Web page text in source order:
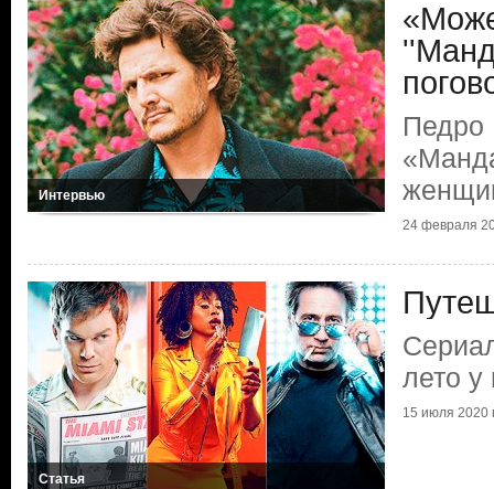
Интервью
Педро
24 февраля
Статья
лето у
15 июля 2020